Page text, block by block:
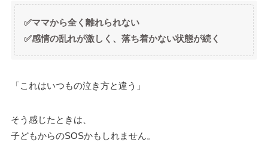
✅ママから全く離れられない
✅感情の乱れが激しく、落ち着かない状態が続く
「これはいつもの泣き方と違う」
そう感じたときは、
子どもからのSOSかもしれません。